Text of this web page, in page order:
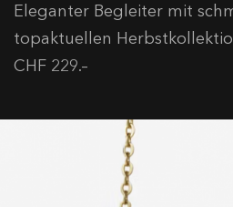
Eleganter Begleiter mit
topaktuellen
CHF 229.–